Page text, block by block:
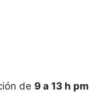
de 9 a 13 h pm